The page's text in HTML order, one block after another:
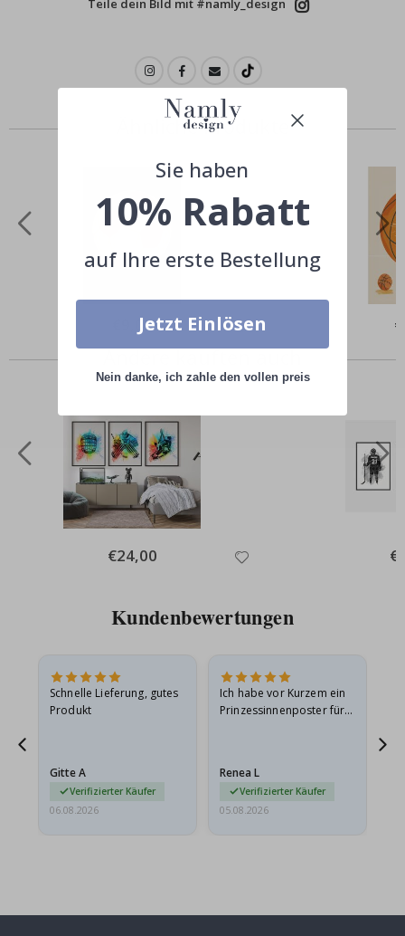
Teile dein Bild mit #namly_design
Ähnliche Produkte
Special
€9,00
Andere kauften auch
Special
Price
€24,00
Kundenbewertungen
Schnelle Lieferung, gutes
Produkt
Gitte A
Verifizierter Käufer
06.08.2026
Ich habe vor Kurzem ein
Prinzessinnenposter für
beschädigt…
Renea L
Verifizierter Käufer
05.08.2026
Sie haben
10% Rabatt
auf Ihre erste Bestellung
Jetzt Einlösen
Nein danke, ich zahle den vollen preis